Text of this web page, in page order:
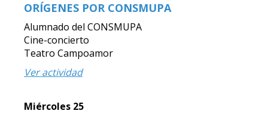
ORÍGENES POR CONSMUPA
Alumnado del CONSMUPA
Cine-concierto
Teatro Campoamor
Ver actividad
Miércoles 25